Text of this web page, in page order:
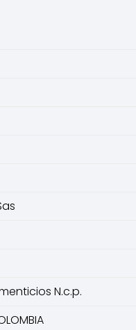
N.c.p.